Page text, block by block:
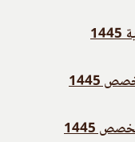
1445
1445